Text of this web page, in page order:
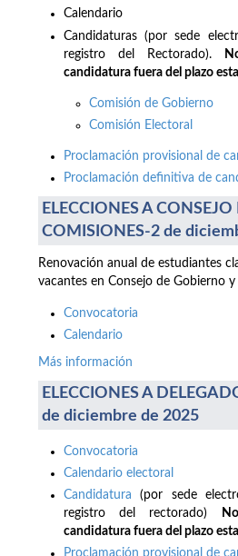
Calendario
Candidaturas (por sede
registro del Rectorado).
candidatura fuera del plazo
Comisión de Gobierno
Comisión Electoral
Proclamación provisional de
Proclamación definitiva de
ELECCIONES A
COMISIONES-2 de
Renovación anual de estudiantes
vacantes en Consejo de Gobierno y
Convocatoria
Calendario
Más información
ELECCIONES A
de diciembre de 2025
Convocatoria
Calendario electoral
Candidatura (por sede
registro del rectorado)
candidatura fuera del plazo